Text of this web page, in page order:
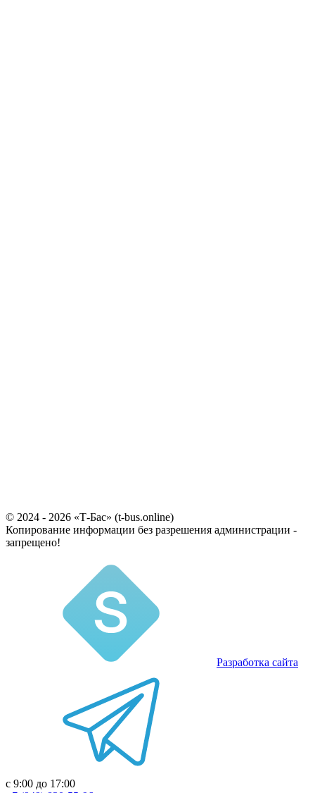
© 2024 - 2026 «Т-Бас» (t-bus.online)
Копирование информации без разрешения администрации -
запрещено!
Разработка сайта
с 9:00 до 17:00